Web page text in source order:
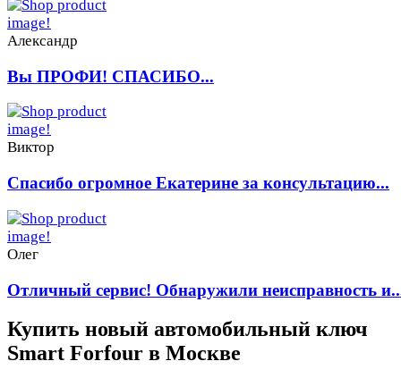
Александр
Вы ПРОФИ! СПАСИБО...
Виктор
Спасибо огромное Екатерине за консультацию...
Олег
Отличный сервис! Обнаружили неисправность
Купить новый автомобильный ключ
Smart Forfour в Москве